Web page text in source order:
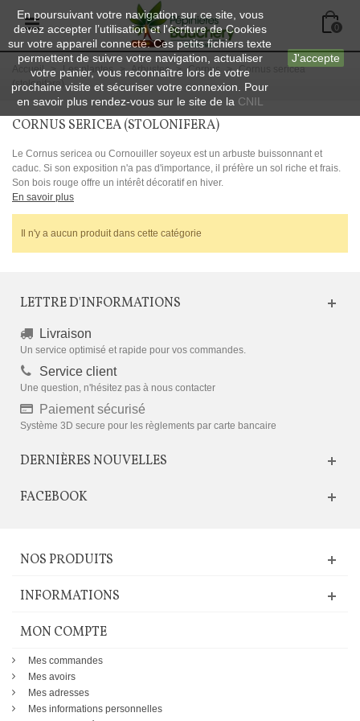
En poursuivant votre navigation sur ce site, vous
devez accepter l’utilisation et l'écriture de Cookies
sur votre appareil connecté. Ces petits fichiers texte
permettent de suivre votre navigation, actualiser
votre panier, vous reconnaître lors de votre
prochaine visite et sécuriser votre connexion. Pour
en savoir plus rendez-vous sur le site de la CNIL
J'accepte
0
Accueil > Les plantes > Arbustes > Cornus > Cornus sericea
(stolonifera)
CORNUS SERICEA (STOLONIFERA)
Le Cornus sericea ou Cornouiller soyeux est un arbuste buissonnant et
caduc. Si son exposition n'a pas d'importance, il préfère un sol riche et frais.
Son bois rouge offre un intérêt décoratif en hiver.
En savoir plus
Il n'y a aucun produit dans cette catégorie
LETTRE D'INFORMATIONS
Livraison
Un service optimisé et rapide pour vos commandes.
Service client
Une question, n'hésitez pas à nous contacter
Paiement sécurisé
Système 3D secure pour les règlements par carte bancaire
DERNIÈRES NOUVELLES
FACEBOOK
NOS PRODUITS
INFORMATIONS
MON COMPTE
Mes commandes
Mes avoirs
Mes adresses
Mes informations personnelles